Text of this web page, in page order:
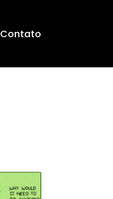
Contato